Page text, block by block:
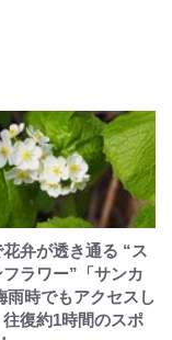
弁が透き通る “ス
ラワー”「サンカ
雨時でもアクセスし
復約1時間のスポ